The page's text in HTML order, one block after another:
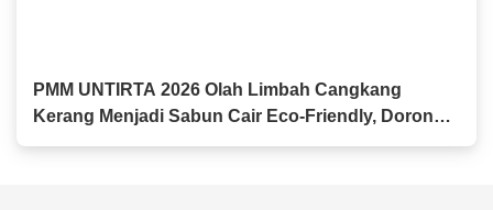
PMM UNTIRTA 2026 Olah Limbah Cangkang
Kerang Menjadi Sabun Cair Eco-Friendly, Dorong
Inovasi Produk Ramah Lingkungan di Kasemen